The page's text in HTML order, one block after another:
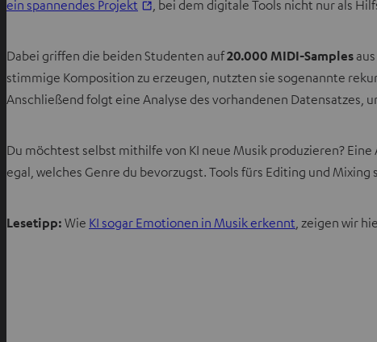
ein spannendes Projekt
, bei dem digitale Tools nicht nur als
Dabei griffen die beiden Studenten auf20.000 MIDI-Samples
stimmige Komposition zu erzeugen, nutzten sie sogenannte
Anschließend folgt eine Analyse des vorhandenen
Du möchtest selbst mithilfe von KI neue Musik produzieren? Eine
egal, welches Genre du bevorzugst. Tools fürs Editing und Mixing
Lesetipp: Wie KI sogar Emotionen in Musik erkennt, zeigen wir